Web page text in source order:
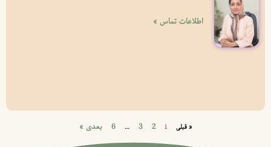
اطلاعات تماس »
« قبلی 1
2
3
…
6 بعدی »